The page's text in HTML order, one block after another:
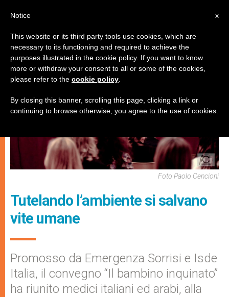
ECOLOGIA
Foto Paolo Cencioni
Tutelando l’ambiente si salvano
vite umane
Promosso da Emergenza Sorrisi e Isde
Italia, il convegno “Il bambino inquinato”
ha riunito medici italiani ed arabi, alla
x
Notice
This website or its third party tools use cookies, which are
necessary to its functioning and required to achieve the
purposes illustrated in the cookie policy. If you want to know
more or withdraw your consent to all or some of the cookies,
please refer to the cookie policy
By closing this banner, scrolling this page, clicking a link or
continuing to browse otherwise, you agree to the use of cookies.